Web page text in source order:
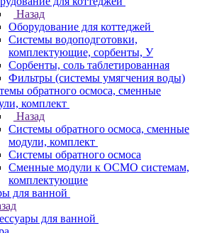
Назад
Оборудование для коттеджей
Системы водоподготовки,
комплектующие, сорбенты, У
Сорбенты, соль таблетированная
Фильтры (системы умягчения воды)
обратного осмоса, сменные
комплект
Назад
Системы обратного осмоса, сменные
модули, комплект
Системы обратного осмоса
Сменные модули к ОСМО системам,
комплектующие
для ванной
для ванной